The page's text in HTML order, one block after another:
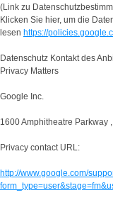
(Link zu
Klicken Sie hier, um die
lesen https://
Datenschutz Kontakt des
Privacy Matters
Google Inc.
1600 Amphitheatre Parkway
Privacy contact URL:
http://www.google.com/